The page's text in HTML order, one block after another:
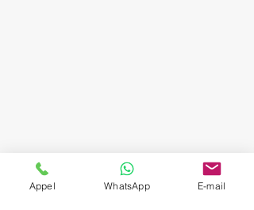
Appel WhatsApp E-mail